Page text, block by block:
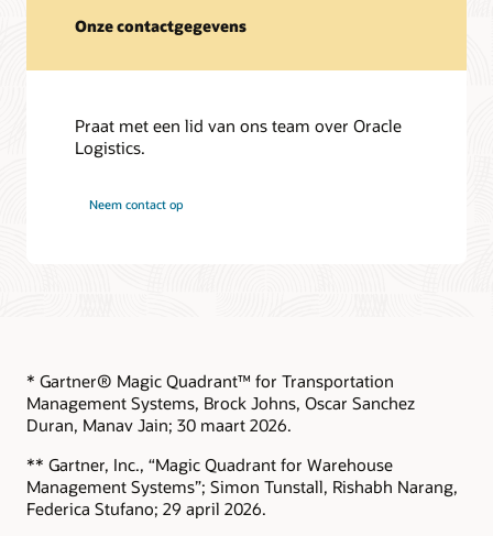
Onze contactgegevens
Praat met een lid van ons team over Oracle
Logistics.
Neem contact op
* Gartner® Magic Quadrant™ for Transportation
Management Systems, Brock Johns, Oscar Sanchez
Duran, Manav Jain; 30 maart 2026.
** Gartner, Inc., “Magic Quadrant for Warehouse
Management Systems”; Simon Tunstall, Rishabh Narang,
Federica Stufano; 29 april 2026.